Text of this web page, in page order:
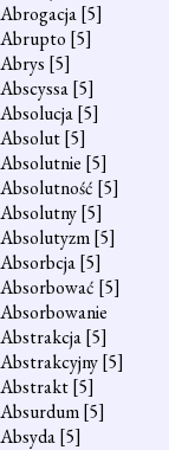
Abrogacja[5]
Abrupto [5]
Abrys [5]
Abscyssa[5]
Absolucja[5]
Absolut[5]
Absolutnie [5]
Absolutność [5]
Absolutny[5]
Absolutyzm[5]
Absorbcja[5]
Absorbować [5]
Absorbowanie
Abstrakcja[5]
Abstrakcyjny[5]
Abstrakt[5]
Absurdum[5]
Absyda[5]